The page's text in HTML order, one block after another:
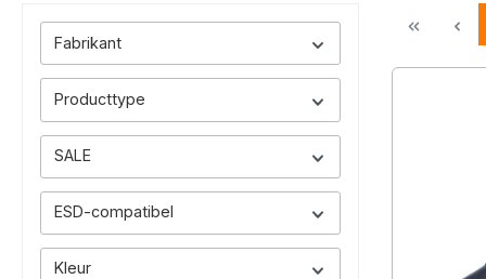
Fabrikant
Producttype
SALE
ESD-compatibel
Kleur